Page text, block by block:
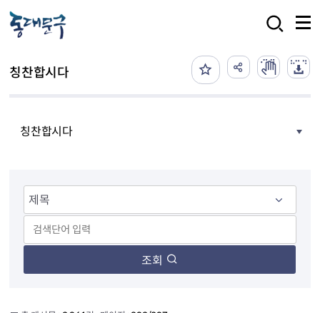
칭찬합시다
칭찬합시다
조회